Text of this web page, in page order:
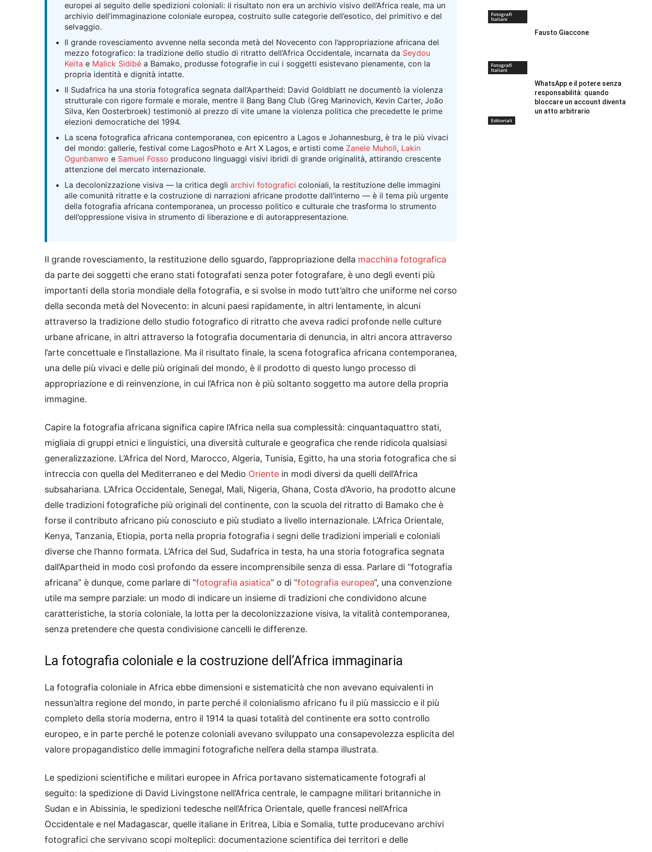
europei al seguito delle spedizioni coloniali: il risultato non era un archivio visivo dell’Africa reale, ma un
archivio dell’immaginazione coloniale europea, costruito sulle categorie dell’esotico, del primitivo e del
selvaggio.
Il grande rovesciamento avvenne nella seconda metà del Novecento con l’appropriazione africana del
mezzo fotografico: la tradizione dello studio di ritratto dell’Africa Occidentale, incarnata da Seydou
Keïta e Malick Sidibé a Bamako, produsse fotografie in cui i soggetti esistevano pienamente, con la
propria identità e dignità intatte.
Il Sudafrica ha una storia fotografica segnata dall’Apartheid: David Goldblatt ne documentò la violenza
strutturale con rigore formale e morale, mentre il Bang Bang Club (Greg Marinovich, Kevin Carter, João
Silva, Ken Oosterbroek) testimoniò al prezzo di vite umane la violenza politica che precedette le prime
elezioni democratiche del 1994.
La scena fotografica africana contemporanea, con epicentro a Lagos e Johannesburg, è tra le più vivaci
del mondo: gallerie, festival come LagosPhoto e Art X Lagos, e artisti come Zanele Muholi, Lakin
Ogunbanwo e Samuel Fosso producono linguaggi visivi ibridi di grande originalità, attirando crescente
attenzione del mercato internazionale.
La decolonizzazione visiva — la critica degli archivi fotografici coloniali, la restituzione delle immagini
alle comunità ritratte e la costruzione di narrazioni africane prodotte dall’interno — è il tema più urgente
della fotografia africana contemporanea, un processo politico e culturale che trasforma lo strumento
dell’oppressione visiva in strumento di liberazione e di autorappresentazione.
Il grande rovesciamento, la restituzione dello sguardo, l’appropriazione della macchina fotografica
da parte dei soggetti che erano stati fotografati senza poter fotografare, è uno degli eventi più
importanti della storia mondiale della fotografia, e si svolse in modo tutt’altro che uniforme nel corso
della seconda metà del Novecento: in alcuni paesi rapidamente, in altri lentamente, in alcuni
attraverso la tradizione dello studio fotografico di ritratto che aveva radici profonde nelle culture
urbane africane, in altri attraverso la fotografia documentaria di denuncia, in altri ancora attraverso
l’arte concettuale e l’installazione. Ma il risultato finale, la scena fotografica africana contemporanea,
una delle più vivaci e delle più originali del mondo, è il prodotto di questo lungo processo di
appropriazione e di reinvenzione, in cui l’Africa non è più soltanto soggetto ma autore della propria
immagine.
Capire la fotografia africana significa capire l’Africa nella sua complessità: cinquantaquattro stati,
migliaia di gruppi etnici e linguistici, una diversità culturale e geografica che rende ridicola qualsiasi
generalizzazione. L’Africa del Nord, Marocco, Algeria, Tunisia, Egitto, ha una storia fotografica che si
intreccia con quella del Mediterraneo e del Medio Oriente in modi diversi da quelli dell’Africa
subsahariana. L’Africa Occidentale, Senegal, Mali, Nigeria, Ghana, Costa d’Avorio, ha prodotto alcune
delle tradizioni fotografiche più originali del continente, con la scuola del ritratto di Bamako che è
forse il contributo africano più conosciuto e più studiato a livello internazionale. L’Africa Orientale,
Kenya, Tanzania, Etiopia, porta nella propria fotografia i segni delle tradizioni imperiali e coloniali
diverse che l’hanno formata. L’Africa del Sud, Sudafrica in testa, ha una storia fotografica segnata
dall’Apartheid in modo così profondo da essere incomprensibile senza di essa. Parlare di “fotografia
africana” è dunque, come parlare di “fotografia asiatica” o di “fotografia europea“, una convenzione
utile ma sempre parziale: un modo di indicare un insieme di tradizioni che condividono alcune
caratteristiche, la storia coloniale, la lotta per la decolonizzazione visiva, la vitalità contemporanea,
senza pretendere che questa condivisione cancelli le differenze.
La fotografia coloniale e la costruzione dell’Africa immaginaria
La fotografia coloniale in Africa ebbe dimensioni e sistematicità che non avevano equivalenti in
nessun’altra regione del mondo, in parte perché il colonialismo africano fu il più massiccio e il più
completo della storia moderna, entro il 1914 la quasi totalità del continente era sotto controllo
europeo, e in parte perché le potenze coloniali avevano sviluppato una consapevolezza esplicita del
valore propagandistico delle immagini fotografiche nell’era della stampa illustrata.
Le spedizioni scientifiche e militari europee in Africa portavano sistematicamente fotografi al
seguito: la spedizione di David Livingstone nell’Africa centrale, le campagne militari britanniche in
Sudan e in Abissinia, le spedizioni tedesche nell’Africa Orientale, quelle francesi nell’Africa
Occidentale e nel Madagascar, quelle italiane in Eritrea, Libia e Somalia, tutte producevano archivi
fotografici che servivano scopi molteplici: documentazione scientifica dei territori e delle
Fotografi
Italiani
Fotografi
Italiani
Fausto Giaccone
Editoriali
WhatsApp e il potere senza
responsabilità: quando
bloccare un account diventa
un atto arbitrario